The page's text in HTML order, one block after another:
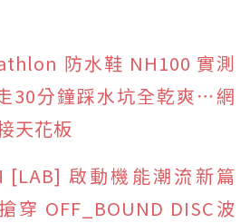
防水鞋 NH100 實測
30分鐘踩水坑全乾爽⋯網
天花板
[LAB] 啟動機能潮流新篇
穿 OFF_BOUND DISC波